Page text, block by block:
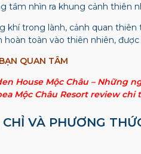
tầm nhìn ra khung cảnh thiên
khí trong lành, cảnh quan thiên
hoàn toàn vào thiên nhiên,
QUAN TÂM
House Mộc Châu – Những
Mộc Châu Resort review
VÀ PHƯƠNG